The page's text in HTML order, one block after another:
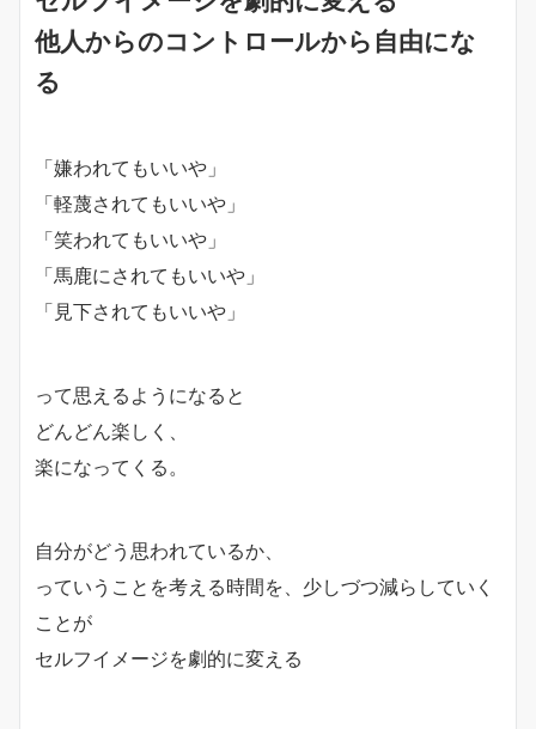
他人からのコントロールから自由にな
る
「嫌われてもいいや」
「軽蔑されてもいいや」
「笑われてもいいや」
「馬鹿にされてもいいや」
「見下されてもいいや」
って思えるようになると
どんどん楽しく、
楽になってくる。
自分がどう思われているか、
っていうことを考える時間を、少しづつ減らしていく
ことが
セルフイメージを劇的に変える